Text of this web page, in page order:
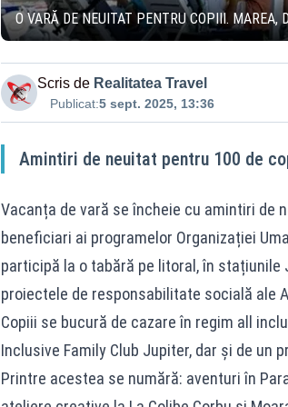
O VARĂ DE NEUITAT PENTRU COPIII. MAREA,
Scris de Realitatea Travel
Publicat:5 sept. 2025, 13:36
Amintiri de neuitat pentru 100 de
Vacanța de vară se încheie cu amintiri de
beneficiari ai programelor Organizației
participă la o tabără pe litoral, în
proiectele de responsabilitate socială ale
Copiii se bucură de cazare în regim all
Inclusive Family Club Jupiter, dar și de
Printre acestea se numără: aventuri în